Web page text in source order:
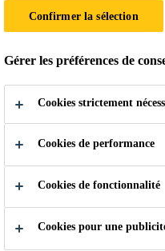
Accélérateur
EN 934-2. Est utilisé lorsque des exigences très élevées sont posées concernant la résistance à court
Est utilisé
apparent
outre, les
suivant
Se
Confirmer la sélection
Gérer les préférences de
Cookies strictement
Cookies de performance
Cookies de fonctionnalité
Cookies pour une